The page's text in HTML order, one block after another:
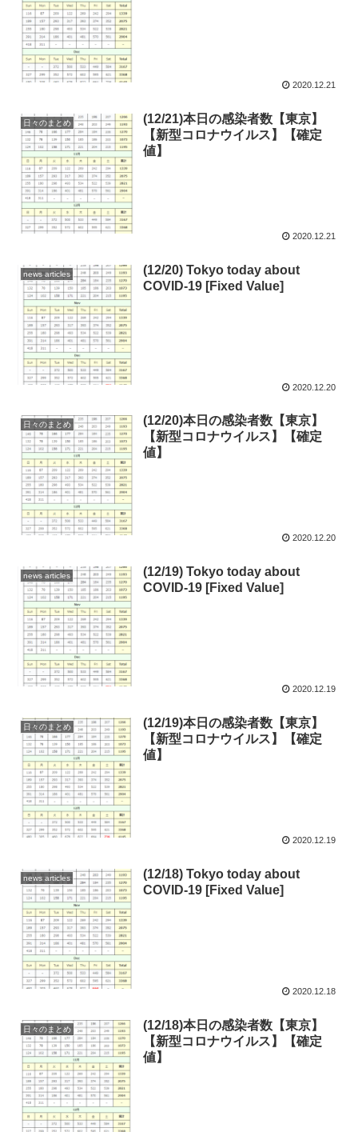
2020.12.21
日々のまとめ
(12/21)本日の感染者数【東京】
【新型コロナウイルス】【確定
値】
2020.12.21
news articles
(12/20) Tokyo today about
COVID-19 [Fixed Value]
2020.12.20
日々のまとめ
(12/20)本日の感染者数【東京】
【新型コロナウイルス】【確定
値】
2020.12.20
news articles
(12/19) Tokyo today about
COVID-19 [Fixed Value]
2020.12.19
日々のまとめ
(12/19)本日の感染者数【東京】
【新型コロナウイルス】【確定
値】
2020.12.19
news articles
(12/18) Tokyo today about
COVID-19 [Fixed Value]
2020.12.18
日々のまとめ
(12/18)本日の感染者数【東京】
【新型コロナウイルス】【確定
値】